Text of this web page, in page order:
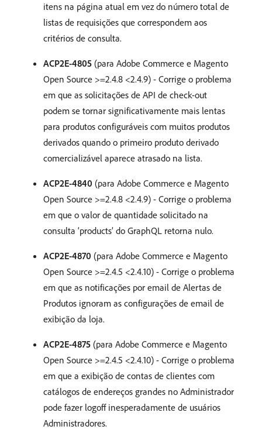
itens na página atual em vez do número total de
listas de requisições que correspondem aos
critérios de consulta.
ACP2E-4805 (para Adobe Commerce e Magento
Open Source >=2.4.8 <2.4.9) - Corrige o problema
em que as solicitações de API de check-out
podem se tornar significativamente mais lentas
para produtos configuráveis com muitos produtos
derivados quando o primeiro produto derivado
comercializável aparece atrasado na lista.
ACP2E-4840 (para Adobe Commerce e Magento
Open Source >=2.4.8 <2.4.9) - Corrige o problema
em que o valor de quantidade solicitado na
consulta ‘products’ do GraphQL retorna nulo.
ACP2E-4870 (para Adobe Commerce e Magento
Open Source >=2.4.5 <2.4.10) - Corrige o problema
em que as notificações por email de Alertas de
Produtos ignoram as configurações de email de
exibição da loja.
ACP2E-4875 (para Adobe Commerce e Magento
Open Source >=2.4.5 <2.4.10) - Corrige o problema
em que a exibição de contas de clientes com
catálogos de endereços grandes no Administrador
pode fazer logoff inesperadamente de usuários
Administradores.